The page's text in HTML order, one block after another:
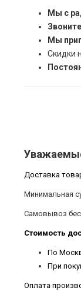
Мы с
Мы
Скидки
Доставка
Минимальная
Самовывоз
Стоимость
По
При
Оплата